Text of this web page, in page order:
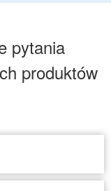
pytania
produktów